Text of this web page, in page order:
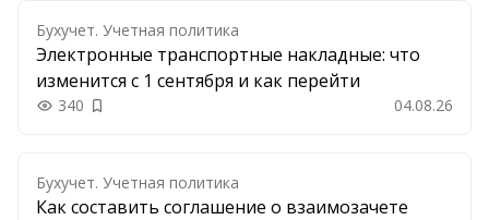
Бухучет. Учетная политика
Электронные транспортные накладные: что
изменится с 1 сентября и как перейти
340 Добавить в закладки 04.08.26
Бухучет. Учетная политика
Как составить соглашение о взаимозачете